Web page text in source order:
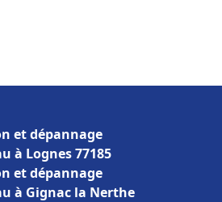
et dépannage
à Lognes 77185
et dépannage
à Gignac la Nerthe